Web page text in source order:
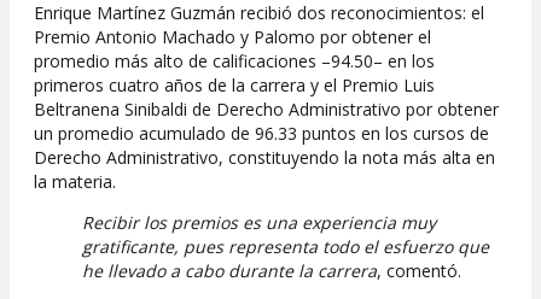
Enrique Martínez Guzmán recibió dos reconocimientos: el
Premio Antonio Machado y Palomo por obtener el
promedio más alto de calificaciones –94.50– en los
primeros cuatro años de la carrera y el Premio Luis
Beltranena Sinibaldi de Derecho Administrativo por obtener
un promedio acumulado de 96.33 puntos en los cursos de
Derecho Administrativo, constituyendo la nota más alta en
la materia.
Recibir los premios es una experiencia muy
gratificante, pues representa todo el esfuerzo que
he llevado a cabo durante la carrera, comentó.